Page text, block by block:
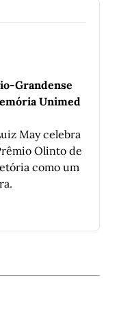
Grandense
Unimed
May celebra
Olinto de
como um